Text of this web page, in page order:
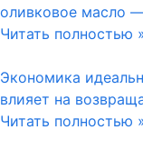
оливковое масло
Читать полностью
Экономика
влияет на
Читать полностью